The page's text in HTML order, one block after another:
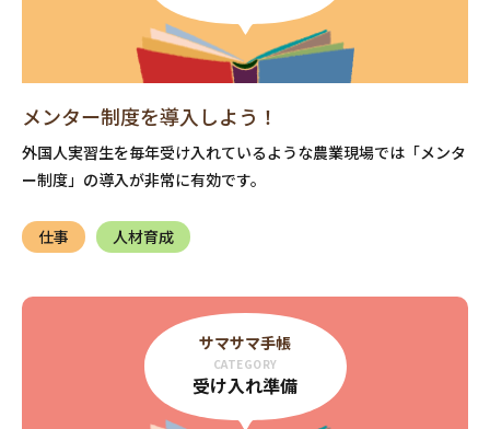
メンター制度を導入しよう！
外国人実習生を毎年受け入れているような農業現場では「メンタ
ー制度」の導入が非常に有効です。
仕事 人材育成
サマサマ手帳
CATEGORY
受け入れ準備